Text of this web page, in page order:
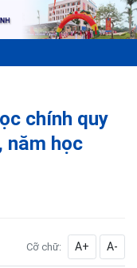
chính quy
năm học
Cỡ chữ: A+ A-